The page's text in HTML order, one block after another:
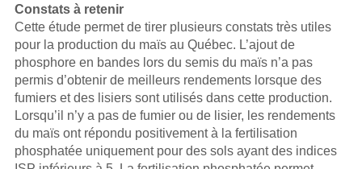
Constats à retenir
Cette étude permet de tirer plusieurs constats très utiles
pour la production du maïs au Québec. L’ajout de
phosphore en bandes lors du semis du maïs n’a pas
permis d’obtenir de meilleurs rendements lorsque des
fumiers et des lisiers sont utilisés dans cette production.
Lorsqu’il n’y a pas de fumier ou de lisier, les rendements
du maïs ont répondu positivement à la fertilisation
phosphatée uniquement pour des sols ayant des indices